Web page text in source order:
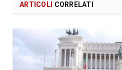
ARTICOLI CORRELATI